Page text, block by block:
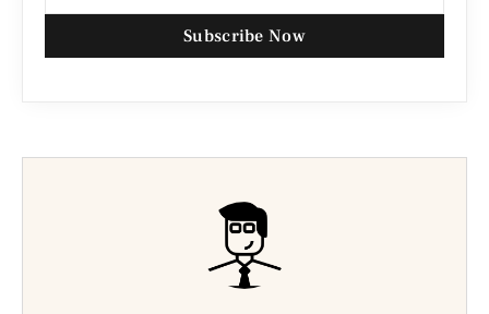
Subscribe Now